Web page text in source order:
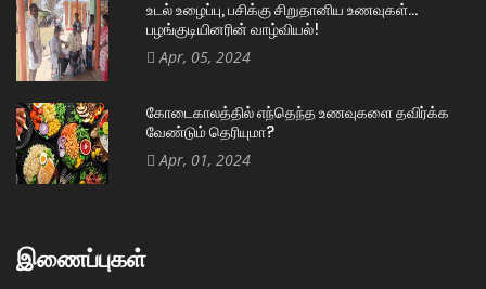
உடல் உழைப்பு, பசிக்கு சிறுதானிய உணவுகள்…
பழங்குடியினரின் வாழ்வியல்!
Apr, 05, 2024
கோடைகாலத்தில் எந்தெந்த உணவுகளை தவிர்க்க
வேண்டும் தெரியுமா?
Apr, 01, 2024
இணைப்புகள்